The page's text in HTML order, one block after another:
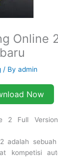
Online
/ Byadmin
Now
2 Full
adalah
kompetisi